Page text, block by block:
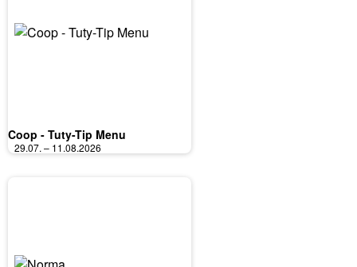
Coop - Tuty-Tip Menu
29.07. – 11.08.2026